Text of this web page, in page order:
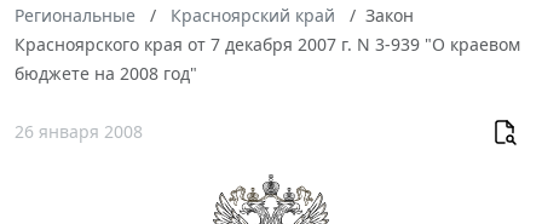
Региональные
Красноярский край
Закон
Красноярского края от 7 декабря 2007 г. N 3-939 "О краевом
бюджете на 2008 год"
26 января 2008